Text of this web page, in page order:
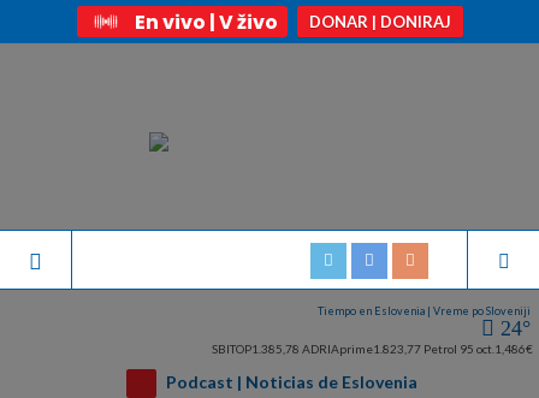
En vivo | V živo DONAR | DONIRAJ
Tiempo en Eslovenia | Vreme po Sloveniji
24°
SBITOP1.385,78 ADRIAprime1.823,77 Petrol 95 oct. 1,486€
Podcast | Noticias de Eslovenia